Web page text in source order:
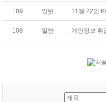
109 일반 11월 22일
108 일반 개인정보 취